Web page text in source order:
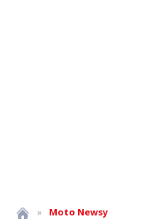
» Moto Newsy